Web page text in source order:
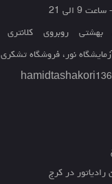
الی 21
نور، فروشگاه تشکری
رادیاتور در کرج